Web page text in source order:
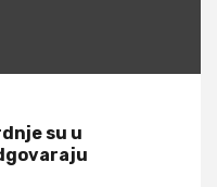
su u